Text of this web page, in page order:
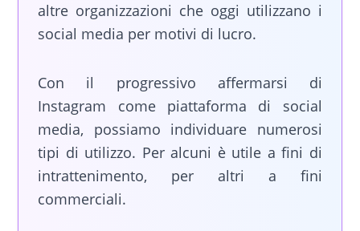
altre organizzazioni che oggi utilizzano i
social media per motivi di lucro.
Con il progressivo affermarsi di
Instagram come piattaforma di social
media, possiamo individuare numerosi
tipi di utilizzo. Per alcuni è utile a fini di
intrattenimento, per altri a fini
commerciali.